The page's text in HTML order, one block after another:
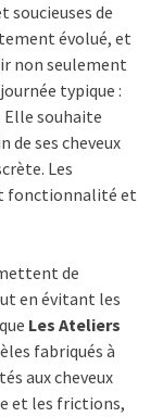
soucieuses de
évolué, et
non seulement
typique :
Elle souhaite
ses cheveux
Les
fonctionnalité et
de
en évitant les
Les Ateliers
fabriqués à
aux cheveux
et les frictions,